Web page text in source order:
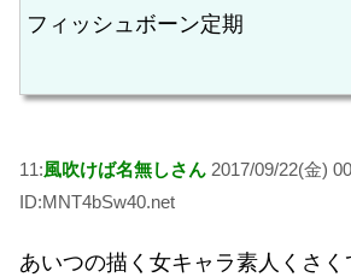
フィッシュボーン定期
11:風吹けば名無しさん 2017/09/22(金)
ID:MNT4bSw40.net
あいつの描く女キャラ素人くさく